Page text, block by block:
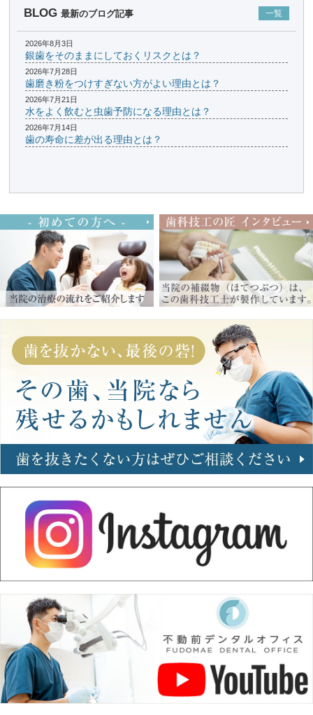
BLOG 最新のブログ記事 一覧
2026年8月3日
銀歯をそのままにしておくリスクとは？
2026年7月28日
歯磨き粉をつけすぎない方がよい理由とは？
2026年7月21日
水をよく飲むと虫歯予防になる理由とは？
2026年7月14日
歯の寿命に差が出る理由とは？